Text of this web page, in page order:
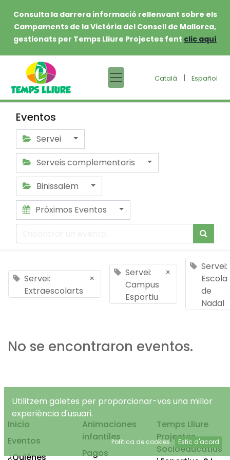
Consulta la darrera informació rellenvant sobre els
Campaments de la Victòria del Consell de Mallorca,
gestionats per Temps Lliure Projectes fent clic aquí
Català | Español
Eventos
Servei
Serveis complementaris
Binissalem
Próximos Eventos
Servei:
Extraescolarts
×
Servei:
Campus
Esportiu
×
Servei:
Escola
de
Nadal
No se encontraron eventos.
Inicio
Eventos
¿Quiénes
Animaciones
infantiles
Pagos
Temps Lliure
Projectes
Socioeducatius
Utilitzem galetes per proporcionar-vos una millor
experiència d'usuari.
Política de cookies Estic d'acord